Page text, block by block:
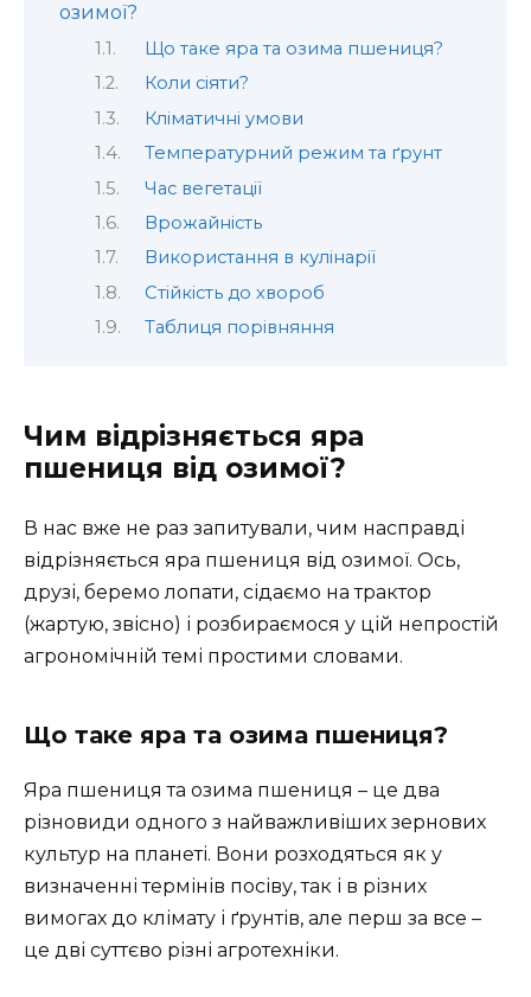
озимої?
Що таке яра та озима пшениця?
Коли сіяти?
Кліматичні умови
Температурний режим та ґрунт
Час вегетації
Врожайність
Використання в кулінарії
Стійкість до хвороб
Таблиця порівняння
Чим відрізняється яра
пшениця від озимої?
В нас вже не раз запитували, чим насправді
відрізняється яра пшениця від озимої. Ось,
друзі, беремо лопати, сідаємо на трактор
(жартую, звісно) і розбираємося у цій непростій
агрономічній темі простими словами.
Що таке яра та озима пшениця?
Яра пшениця та озима пшениця – це два
різновиди одного з найважливіших зернових
культур на планеті. Вони розходяться як у
визначенні термінів посіву, так і в різних
вимогах до клімату і ґрунтів, але перш за все –
це дві суттєво різні агротехніки.